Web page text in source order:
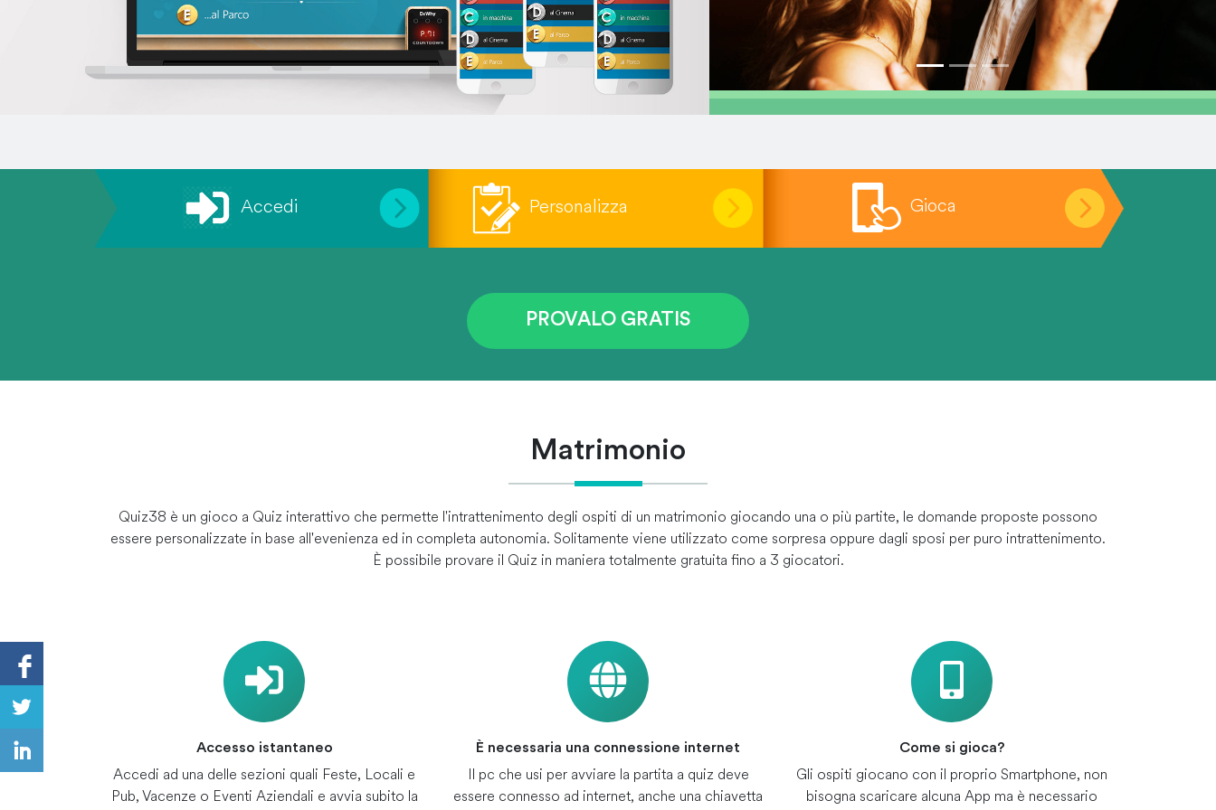
Accedi Personalizza Gioca
PROVALO GRATIS
Matrimonio
Quiz38 è un gioco a Quiz interattivo che permette l'intrattenimento degli ospiti di un matrimonio giocando una o più partite, le domande proposte possono
essere personalizzate in base all'evenienza ed in completa autonomia. Solitamente viene utilizzato come sorpresa oppure dagli sposi per puro intrattenimento.
È possibile provare il Quiz in maniera totalmente gratuita fino a 3 giocatori.
Accesso istantaneo
Accedi ad una delle sezioni quali Feste, Locali e
Pub, Vacenze o Eventi Aziendali e avvia subito la
È necessaria una connessione internet
Il pc che usi per avviare la partita a quiz deve
essere connesso ad internet, anche una chiavetta
Come si gioca?
Gli ospiti giocano con il proprio Smartphone, non
bisogna scaricare alcuna App ma è necessario